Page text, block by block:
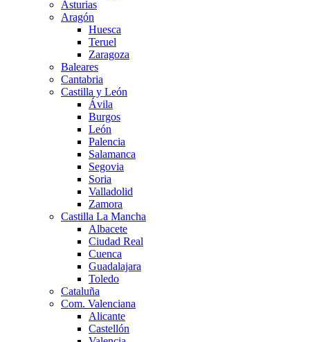
Asturias
Aragón
Huesca
Teruel
Zaragoza
Baleares
Cantabria
Castilla y León
Ávila
Burgos
León
Palencia
Salamanca
Segovia
Soria
Valladolid
Zamora
Castilla La Mancha
Albacete
Ciudad Real
Cuenca
Guadalajara
Toledo
Cataluña
Com. Valenciana
Alicante
Castellón